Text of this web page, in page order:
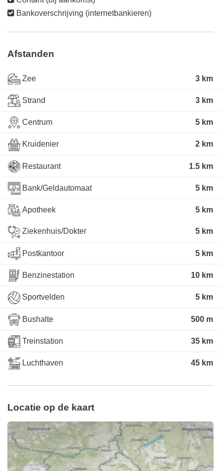
Bankoverschrijving (internetbankieren)
Afstanden
Zee 3 km
Strand 3 km
Centrum 5 km
Kruidenier 2 km
Restaurant 1.5 km
Bank/Geldautomaat 5 km
Apotheek 5 km
Ziekenhuis/Dokter 5 km
Postkantoor 5 km
Benzinestation 10 km
Sportvelden 5 km
Bushalte 500 m
Treinstation 35 km
Luchthaven 45 km
Locatie op de kaart